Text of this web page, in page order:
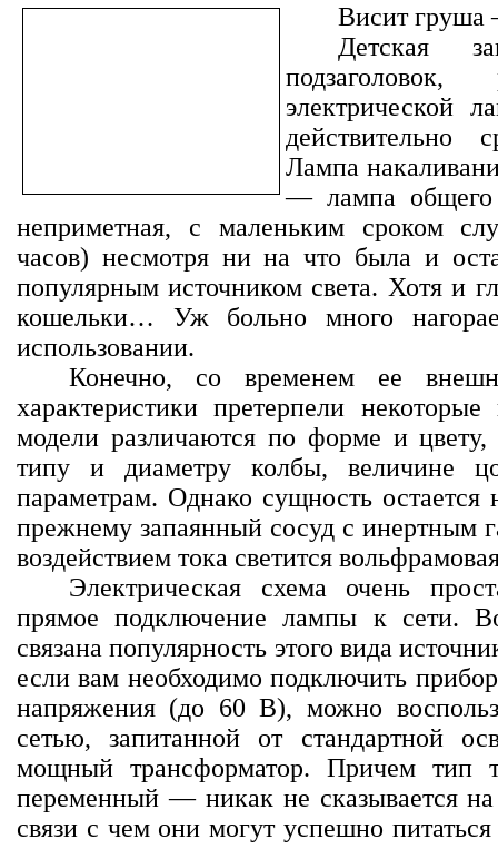
Висит груша
Детская
электрической
действительно
Лампа
— лампа общего
неприметная, с маленьким сроком
часов) несмотря ни на что была и
популярным источником света. Хотя и
кошельки… Уж больно много
использовании.
Конечно, со временем ее
характеристики претерпели
модели различаются по форме и цвету,
типу и диаметру колбы, величине
параметрам. Однако сущность
прежнему запаянный сосуд с инертным
воздействием тока светится
Электрическая схема очень
прямое подключение лампы к сети.
связана популярность этого вида
если вам необходимо подключить
напряжения (до 60 В), можно
сетью, запитанной от стандартной
мощный трансформатор. Причем тип
переменный — никак не сказывается
связи с чем они могут успешно